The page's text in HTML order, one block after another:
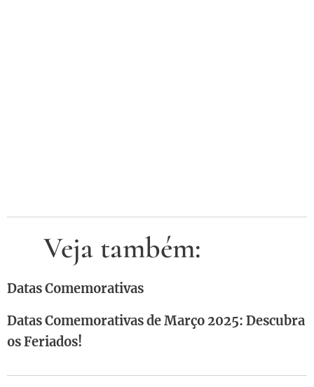
🔎Veja também:
Datas Comemorativas
Datas Comemorativas de Março 2025: Descubra
os Feriados!